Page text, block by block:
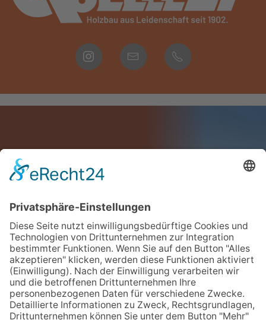
Wir bauen nicht
viel auf Worte,
wir bauen viel
Eckbusch 1
21698 Bargstedt
Telefon: 0 41 64 / 89 90-0
E-Mail:info@quelle-holzbau.de